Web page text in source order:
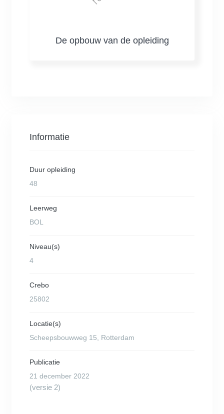
De opbouw van de opleiding
Informatie
Duur opleiding
48
Leerweg
BOL
Niveau(s)
4
Crebo
25802
Locatie(s)
Scheepsbouwweg 15, Rotterdam
Publicatie
21 december 2022
(versie 2)